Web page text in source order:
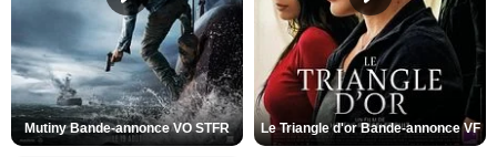
Mutiny Bande-annonce VO STFR Le Triangle d'or Bande-annonce VF